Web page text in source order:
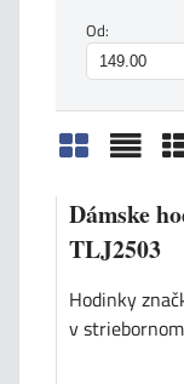
Od:
Mriežka
Dámske
TLJ2503
Hodinky
v